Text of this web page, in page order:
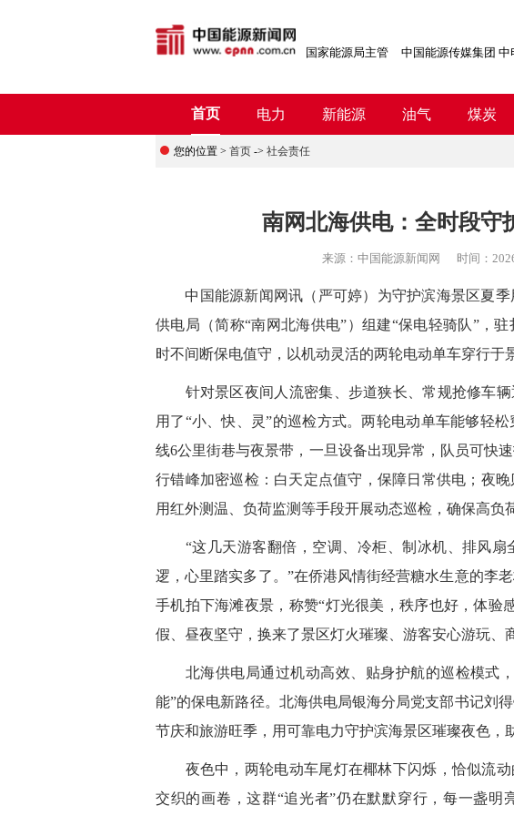
国家能源局主管 中国能源传媒集团
首页 电力 新能源 油气 煤炭
您的位置 > 首页 -> 社会责任
南网北海供电：全时段守
来源： 中国能源新闻网 时间：
中国能源新闻网讯（严可婷）为守护滨海景区夏季
供电局（简称“南网北海供电”）组建“保电轻骑队”，
时不间断保电值守，以机动灵活的两轮电动单车穿行于
针对景区夜间人流密集、步道狭长、常规抢修车辆
用了“小、快、灵”的巡检方式。两轮电动单车能够轻
线6公里街巷与夜景带，一旦设备出现异常，队员可快
行错峰加密巡检：白天定点值守，保障日常供电；夜
用红外测温、负荷监测等手段开展动态巡检，确保高负
“这几天游客翻倍，空调、冷柜、制冰机、排风扇
逻，心里踏实多了。”在侨港风情街经营糖水生意的李
手机拍下海滩夜景，称赞“灯光很美，秩序也好，体验
假、昼夜坚守，换来了景区灯火璀璨、游客安心游玩、
北海供电局通过机动高效、贴身护航的巡检模式，
能”的保电新路径。北海供电局银海分局党支部书记刘
节庆和旅游旺季，用可靠电力守护滨海景区璀璨夜色，
夜色中，两轮电动车尾灯在椰林下闪烁，恰似流动
交织的画卷，这群“追光者”仍在默默穿行，每一盏明